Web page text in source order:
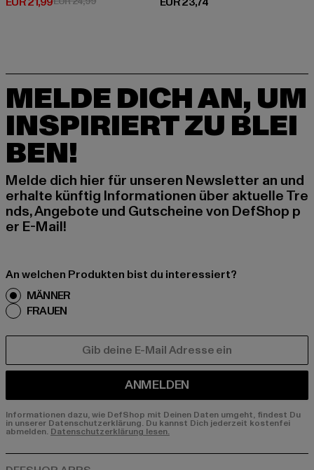
MELDE DICH AN, UM
INSPIRIERT ZU BLEI
BEN!
Melde dich hier für unseren Newsletter an und
erhalte künftig Informationen über aktuelle Tre
nds, Angebote und Gutscheine von DefShop p
er E-Mail!
An welchen Produkten bist du interessiert?
MÄNNER
FRAUEN
ANMELDEN
Informationen dazu, wie DefShop mit Deinen Daten umgeht, findest Du
in unserer Datenschutzerklärung. Du kannst Dich jederzeit kostenfei
abmelden. Datenschutzerklärung lesen.